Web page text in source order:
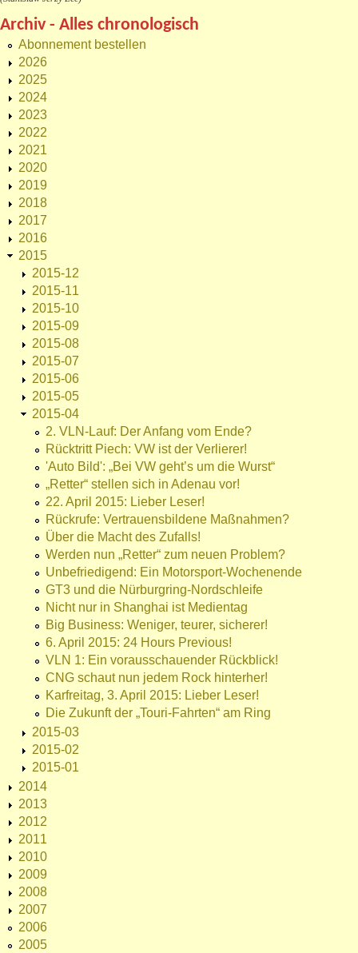
Archiv - Alles chronologisch
Abonnement bestellen
2026
2025
2024
2023
2022
2021
2020
2019
2018
2017
2016
2015
2015-12
2015-11
2015-10
2015-09
2015-08
2015-07
2015-06
2015-05
2015-04
2. VLN-Lauf: Der Anfang vom Ende?
Rücktritt Piech: VW ist der Verlierer!
'Auto Bild': „Bei VW geht’s um die Wurst“
„Retter“ stellen sich in Adenau vor!
22. April 2015: Lieber Leser!
Rückrufe: Vertrauensbildene Maßnahmen?
Über die Macht des Zufalls!
Werden nun „Retter“ zum neuen Problem?
Unbefriedigend: Ein Motorsport-Wochenende
GT3 und die Nürburgring-Nordschleife
Nicht nur in Shanghai ist Medientag
Big Business: Weniger, teurer, sicherer!
6. April 2015: 24 Hours Previous!
VLN 1: Ein vorausschauender Rückblick!
CNG schaut nun jedem Rock hinterher!
Karfreitag, 3. April 2015: Lieber Leser!
Die Zukunft der „Touri-Fahrten“ am Ring
2015-03
2015-02
2015-01
2014
2013
2012
2011
2010
2009
2008
2007
2006
2005